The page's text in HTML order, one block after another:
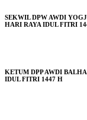
SEKWIL DPW AWDI
HARI RAYA IDUL FITRI
KETUM DPP AWDI
IDUL FITRI 1447 H